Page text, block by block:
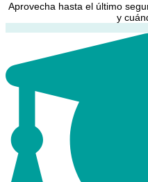
Aprovecha hasta el último
y